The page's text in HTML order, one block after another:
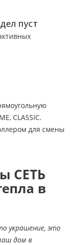
пуст
CLASSIC.
для смены
СЕТЬ
в
украшение, это
дом в